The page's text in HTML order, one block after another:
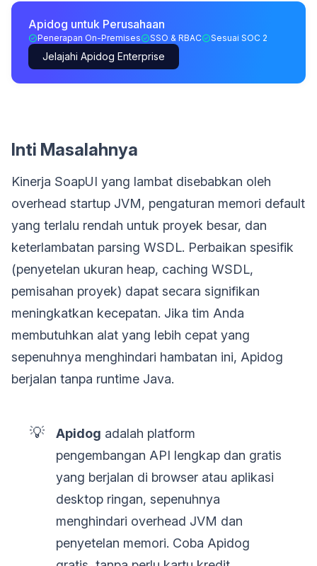
Apidog untuk Perusahaan
Penerapan On-Premises SSO & RBAC Sesuai SOC 2
Jelajahi Apidog Enterprise
Inti Masalahnya
Kinerja SoapUI yang lambat disebabkan oleh
overhead startup JVM, pengaturan memori default
yang terlalu rendah untuk proyek besar, dan
keterlambatan parsing WSDL. Perbaikan spesifik
(penyetelan ukuran heap, caching WSDL,
pemisahan proyek) dapat secara signifikan
meningkatkan kecepatan. Jika tim Anda
membutuhkan alat yang lebih cepat yang
sepenuhnya menghindari hambatan ini, Apidog
berjalan tanpa runtime Java.
💡 Apidog adalah platform
pengembangan API lengkap dan gratis
yang berjalan di browser atau aplikasi
desktop ringan, sepenuhnya
menghindari overhead JVM dan
penyetelan memori. Coba Apidog